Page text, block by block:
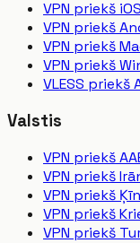
VPN priekš iOS
VPN priekš
VPN priekš
VPN priekš
VLESS priekš
Valstis
VPN priekš
VPN priekš
VPN priekš
VPN priekš
VPN priekš